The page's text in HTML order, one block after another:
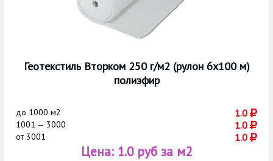
Геотекстиль Вторком 250 г/м2 (рулон 6х100 м)
полиэфир
до 1000 м2 1.0
1001 — 3000 1.0
от3001 1.0
Цена: 1.0 руб за м2